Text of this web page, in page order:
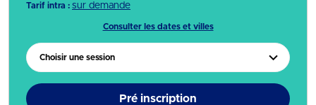
Tarif intra : sur demande
Consulter les dates et villes
Choisir une session
Pré inscription